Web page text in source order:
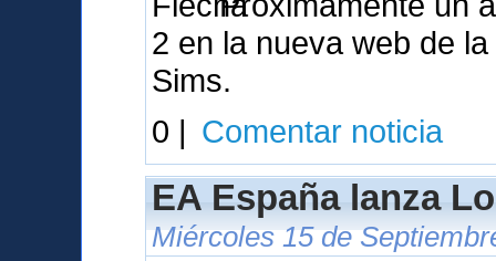
2 en la nueva web de
Sims.
0 | Comentar noticia
EA España lanza
Miércoles 15 de